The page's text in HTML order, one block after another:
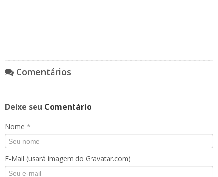
Comentários
Deixe seu Comentário
Nome *
E-Mail (usará imagem do Gravatar.com)